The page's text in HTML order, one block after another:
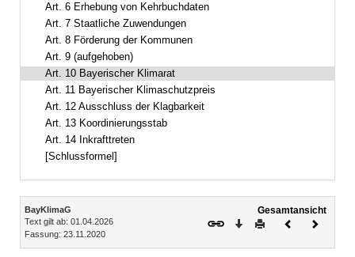
Art. 6 Erhebung von Kehrbuchdaten
Art. 7 Staatliche Zuwendungen
Art. 8 Förderung der Kommunen
Art. 9 (aufgehoben)
Art. 10 Bayerischer Klimarat
Art. 11 Bayerischer Klimaschutzpreis
Art. 12 Ausschluss der Klagbarkeit
Art. 13 Koordinierungsstab
Art. 14 Inkrafttreten
[Schlussformel]
Inhalt
BayKlimaG
Text gilt ab: 01.04.2026
Fassung: 23.11.2020
Gesamtansicht
Download
DruckenVorheriges